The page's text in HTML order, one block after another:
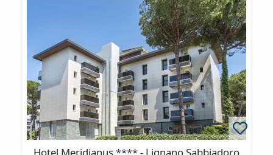
Hotel Meridianus **** - Lignano Sabbiadoro